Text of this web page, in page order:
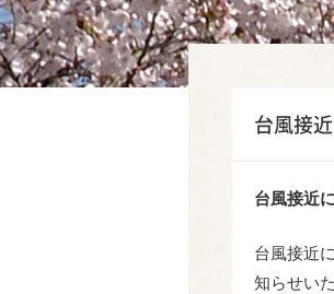
台風接
台風接近
台風接近
知らせい